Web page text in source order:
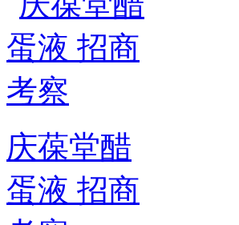
庆葆堂醋
蛋液 招商